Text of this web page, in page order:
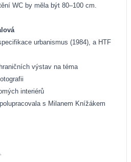
WC by měla být 80–100 cm.
urbanismus (1984), a HTF
výstav na téma
interiérů
s Milanem Knížákem